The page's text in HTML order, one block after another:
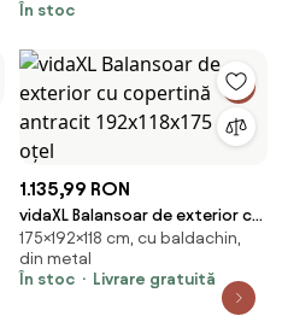
În stoc
1.135,99 RON
vidaXL Balansoar de exterior cu
copertină antracit 192x118x175
cm oțel
175×192×118 cm, cu baldachin,
din metal
În stoc
Livrare gratuită